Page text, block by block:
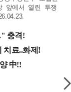
앞에서 열린 투쟁